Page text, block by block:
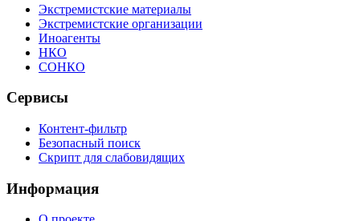
Экстремистские материалы
Экстремистские организации
Иноагенты
НКО
СОНКО
Сервисы
Контент-фильтр
Безопасный поиск
Скрипт для слабовидящих
Информация